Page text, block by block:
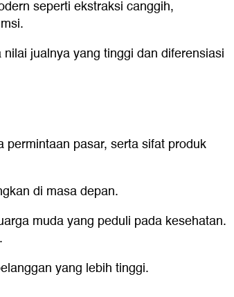
seperti ekstraksi canggih,
jualnya yang tinggi dan diferensiasi
pasar, serta sifat produk
di masa depan.
muda yang peduli pada kesehatan.
yang lebih tinggi.